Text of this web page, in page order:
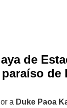
de
de
a Duke Paoa